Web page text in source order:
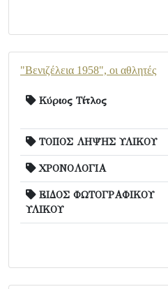
"Βενιζέλεια 1958", οι αθλητές
Κύριος Τίτλος
ΤΟΠΟΣ ΛΗΨΗΣ ΥΛΙΚΟΥ
ΧΡΟΝΟΛΟΓΙΑ
ΕΙΔΟΣ ΦΩΤΟΓΡΑΦΙΚΟΥ
ΥΛΙΚΟΥ